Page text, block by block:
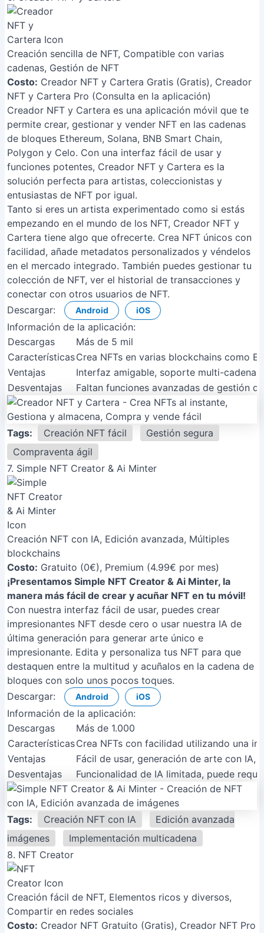
Creación sencilla de NFT, Compatible con varias
cadenas, Gestión de NFT
Costo: Creador NFT y Cartera Gratis (Gratis), Creador
NFT y Cartera Pro (Consulta en la aplicación)
Creador NFT y Cartera es una aplicación móvil que te
permite crear, gestionar y vender NFT en las cadenas
de bloques Ethereum, Solana, BNB Smart Chain,
Polygon y Celo. Con una interfaz fácil de usar y
funciones potentes, Creador NFT y Cartera es la
solución perfecta para artistas, coleccionistas y
entusiastas de NFT por igual.
Tanto si eres un artista experimentado como si estás
empezando en el mundo de los NFT, Creador NFT y
Cartera tiene algo que ofrecerte. Crea NFT únicos con
facilidad, añade metadatos personalizados y véndelos
en el mercado integrado. También puedes gestionar tu
colección de NFT, ver el historial de transacciones y
conectar con otros usuarios de NFT.
Descargar:
Android iOS
Información de la aplicación:
Descargas
Más de 5 mil
CaracterísticasCrea NFTs en varias blockchains como
Ventajas
Interfaz amigable, soporte multi-cadena,
Desventajas
Faltan funciones avanzadas de gestión
Tags: Creación NFT fácil
Gestión segura
Compraventa ágil
7. Simple NFT Creator & Ai Minter
Creación NFT con IA, Edición avanzada, Múltiples
blockchains
Costo: Gratuito (0€), Premium (4.99€ por mes)
¡Presentamos Simple NFT Creator & Ai Minter, la
manera más fácil de crear y acuñar NFT en tu móvil!
Con nuestra interfaz fácil de usar, puedes crear
impresionantes NFT desde cero o usar nuestra IA de
última generación para generar arte único e
impresionante. Edita y personaliza tus NFT para que
destaquen entre la multitud y acuñalos en la cadena de
bloques con solo unos pocos toques.
Descargar:
Android iOS
Información de la aplicación:
Descargas
Más de 1.000
CaracterísticasCrea NFTs con facilidad utilizando una
Ventajas
Fácil de usar, generación de arte con IA,
Desventajas
Funcionalidad de IA limitada, puede
Tags: Creación NFT con IA
Edición avanzada
imágenes
Implementación multicadena
8. NFT Creator
Creación fácil de NFT, Elementos ricos y diversos,
Compartir en redes sociales
Costo: Creador NFT Gratuito (Gratis), Creador NFT Pro